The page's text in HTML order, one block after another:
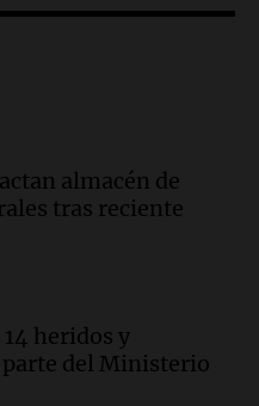
Pelli
almacén de
tras reciente
heridos y
del Ministerio